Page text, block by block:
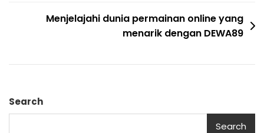
Menjelajahi dunia permainan online yang
menarik dengan DEWA89
Search
Search